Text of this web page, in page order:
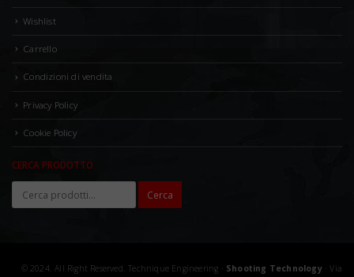
Su tutte le novità e le promozioni riservate agli
iscritti alla Newsletter
Iscriviti ora per ricevere aggiornamenti sui nostri ultimi
Wishlist
Carrello
Condizioni di vendita
Privacy Policy
Cookie Policy
CERCA PRODOTTO
Cerca
© 2024. All Right Reserved. Technique Engineering · Shooting Technology· Via